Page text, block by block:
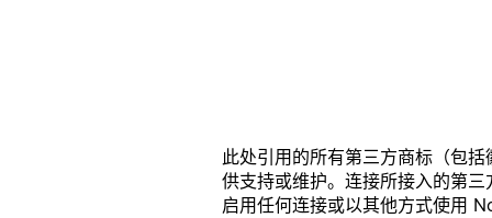
此处引用的所有第三方商标（包
供支持或维护。连接所接入的第
启用任何连接或以其他方式使用